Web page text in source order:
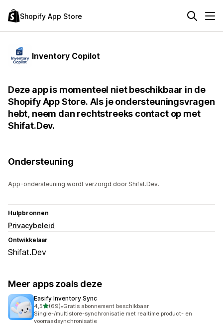
Shopify App Store
Inventory Copilot
Deze app is momenteel niet beschikbaar in de
Shopify App Store. Als je ondersteuningsvragen
hebt, neem dan rechtstreeks contact op met
Shifat.Dev.
Ondersteuning
App-ondersteuning wordt verzorgd door Shifat.Dev.
Hulpbronnen
Privacybeleid
Ontwikkelaar
Shifat.Dev
Meer apps zoals deze
Easify Inventory Sync
4,5van 5 sterren
(69)
69 recensies in totaal
•Gratis abonnement beschikbaar
Single-/multistore-synchronisatie met realtime product- en
voorraadsynchronisatie